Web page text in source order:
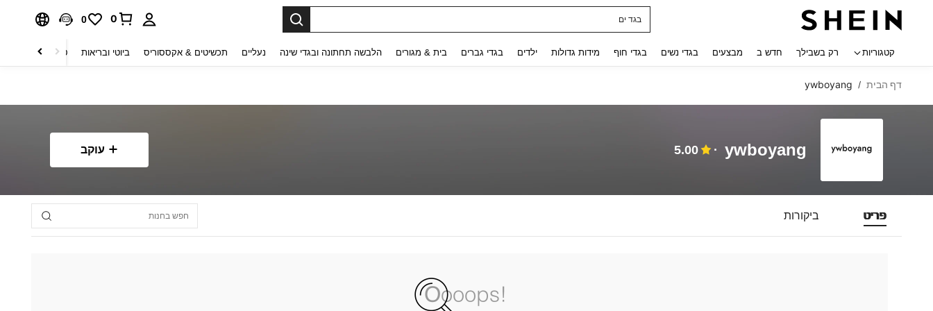
בגד ים
0
0
קטגוריות רק בשבילך חדש ב מבצעים בגדי נשים בגדי חוף מידות גדולות ילדים בגדי גברים בית & מגורים הלבשה תחתונה ובגדי שינה נעליים תכשיטים & אקססוריס ביוטי ובריאות טקסטיל לבית
דף הבית /
ywboyang
ywboyang
5.00 עוקב
פריט ביקורות